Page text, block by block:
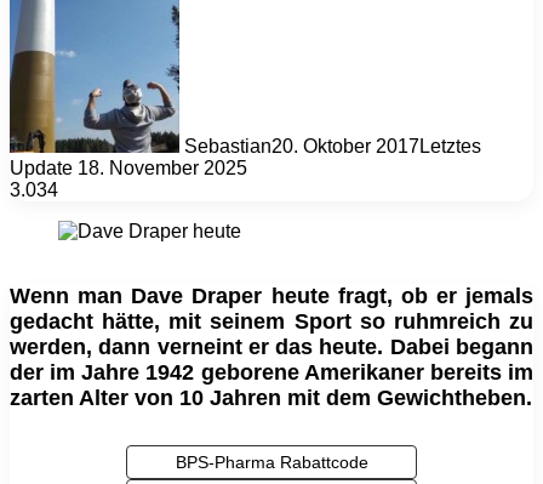
Sebastian20. Oktober 2017Letztes
Update 18. November 2025
3.034
Wenn man Dave Draper heute fragt, ob er jemals
gedacht hätte, mit seinem Sport so ruhmreich zu
werden, dann verneint er das heute. Dabei begann
der im Jahre 1942 geborene Amerikaner bereits im
zarten Alter von 10 Jahren mit dem Gewichtheben.
BPS-Pharma Rabattcode